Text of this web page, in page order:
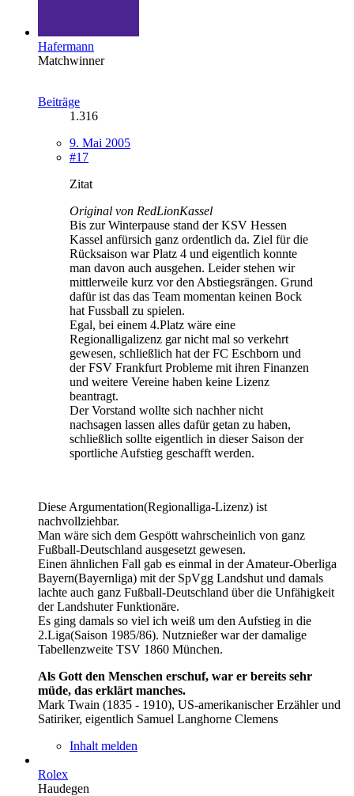
Hafermann
Matchwinner
Beiträge
1.316
9. Mai 2005
#17
Zitat
Original von RedLionKassel
Bis zur Winterpause stand der KSV Hessen
Kassel anfürsich ganz ordentlich da. Ziel für die
Rücksaison war Platz 4 und eigentlich konnte
man davon auch ausgehen. Leider stehen wir
mittlerweile kurz vor den Abstiegsrängen. Grund
dafür ist das das Team momentan keinen Bock
hat Fussball zu spielen.
Egal, bei einem 4.Platz wäre eine
Regionalligalizenz gar nicht mal so verkehrt
gewesen, schließlich hat der FC Eschborn und
der FSV Frankfurt Probleme mit ihren Finanzen
und weitere Vereine haben keine Lizenz
beantragt.
Der Vorstand wollte sich nachher nicht
nachsagen lassen alles dafür getan zu haben,
schließlich sollte eigentlich in dieser Saison der
sportliche Aufstieg geschafft werden.
Diese Argumentation(Regionalliga-Lizenz) ist
nachvollziehbar.
Man wäre sich dem Gespött wahrscheinlich von ganz
Fußball-Deutschland ausgesetzt gewesen.
Einen ähnlichen Fall gab es einmal in der Amateur-Oberliga
Bayern(Bayernliga) mit der SpVgg Landshut und damals
lachte auch ganz Fußball-Deutschland über die Unfähigkeit
der Landshuter Funktionäre.
Es ging damals so viel ich weiß um den Aufstieg in die
2.Liga(Saison 1985/86). Nutznießer war der damalige
Tabellenzweite TSV 1860 München.
Als Gott den Menschen erschuf, war er bereits sehr
müde, das erklärt manches.
Mark Twain (1835 - 1910), US-amerikanischer Erzähler und
Satiriker, eigentlich Samuel Langhorne Clemens
Inhalt melden
Rolex
Haudegen